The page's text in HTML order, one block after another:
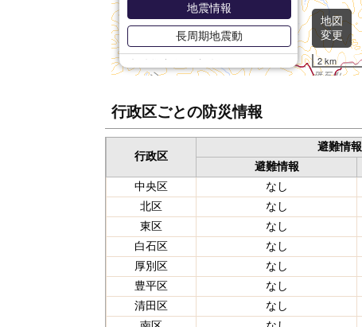
2 km
地震情報
長周期地震動
土砂災害危険度情報
5kmメッシュ
地図
変更
行政区ごとの防災情報
行政区
避難情報
避難情報
中央区
なし
北区
なし
東区
なし
白石区
なし
厚別区
なし
豊平区
なし
清田区
なし